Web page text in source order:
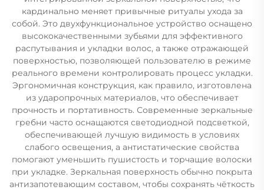
кардинально меняет привычные ритуалы ухода за
собой. Это двухфункциональное устройство оснащено
высококачественными зубьями для эффективного
распутывания и укладки волос, а также отражающей
поверхностью, позволяющей пользователю в режиме
реального времени контролировать процесс укладки.
Эргономичная конструкция, как правило, изготовлена
из ударопрочных материалов, что обеспечивает
прочность и портативность. Современные зеркальные
гребни часто оснащаются светодиодной подсветкой,
обеспечивающей лучшую видимость в условиях
слабого освещения, а антистатические свойства
помогают уменьшить пушистость и торчащие волоски
при укладке. Зеркальная поверхность обычно покрыта
антизапотевающим составом, чтобы сохранять чёткость